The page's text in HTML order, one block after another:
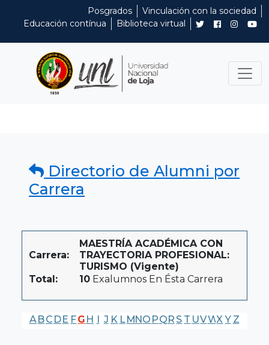
Posgrados
Vinculación con la sociedad
Educación contínua
Biblioteca virtual
Directorio de Alumni por
Carrera
Carrera:
MAESTRÍA ACADÉMICA CON
TRAYECTORIA PROFESIONAL:
TURISMO (Vigente)
Total:
10 Exalumnos En Ésta Carrera
A BC DE FG H I J K LMNO PQR S T UVWX Y Z